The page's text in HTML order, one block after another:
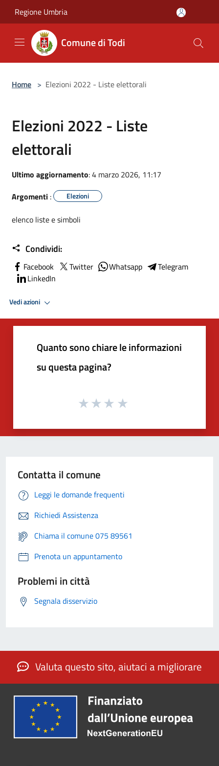
Regione Umbria
Comune di Todi
Home > Elezioni 2022 - Liste elettorali
Elezioni 2022 - Liste
elettorali
Ultimo aggiornamento: 4 marzo 2026, 11:17
Argomenti : Elezioni
elenco liste e simboli
Condividi:
Facebook Twitter Whatsapp
Telegram
LinkedIn
Vedi azioni
Quanto sono chiare le informazioni
su questa pagina?
Contatta il comune
Leggi le domande frequenti
Richiedi Assistenza
Chiama il comune 075 89561
Prenota un appuntamento
Problemi in città
Segnala disservizio
Valuta questo sito, aiutaci a migliorare